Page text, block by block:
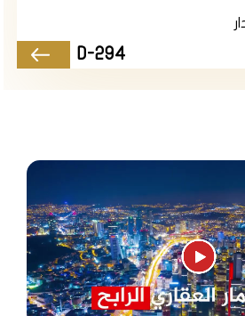
فندق بوسفوروس بالاس (Bosphorus Palace Hotel) هو
على ضفاف البوسفور،
ومزينة بالأثاث والنقوش
والجسر والقصور. كما يوفر
وحديقة وتراس، ويقدم خدمات
D-294